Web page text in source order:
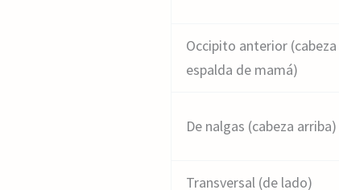
Occipito anterior
espalda de mamá)
De nalgas (cabeza arriba)
Transversal (de lado)